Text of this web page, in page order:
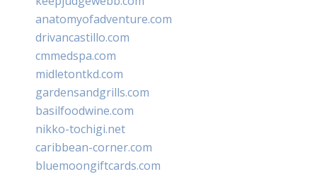
anatomyofadventure.com
drivancastillo.com
cmmedspa.com
midletontkd.com
gardensandgrills.com
basilfoodwine.com
nikko-tochigi.net
caribbean-corner.com
bluemoongiftcards.com